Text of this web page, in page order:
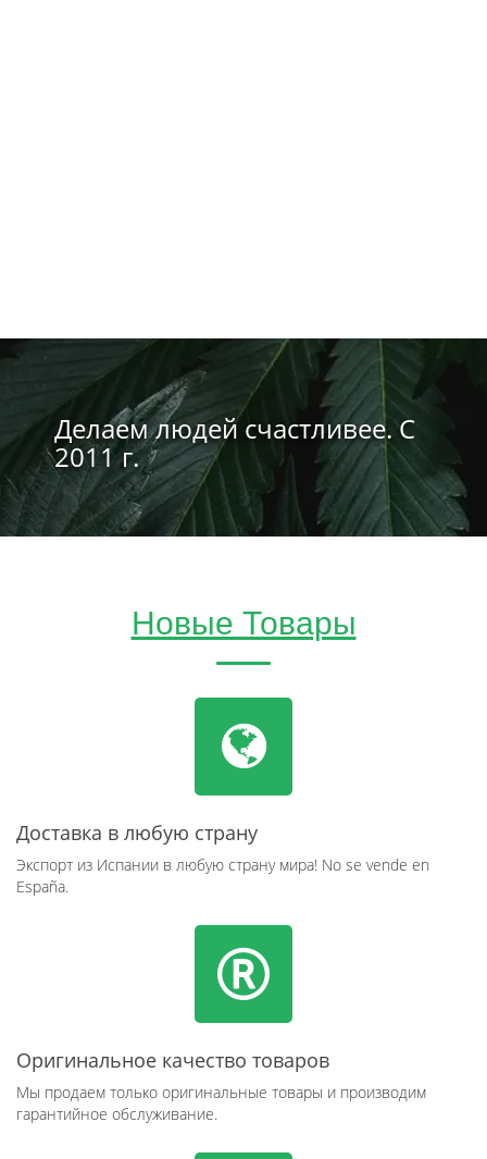
Делаем людей счастливее. С
2011 г.
Новые Товары
Доставка в любую страну
Экспорт из Испании в любую страну мира! No se vende en
España.
Оригинальное качество товаров
Мы продаем только оригинальные товары и производим
гарантийное обслуживание.